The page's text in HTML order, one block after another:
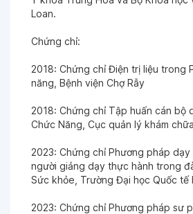
Loan.
Chứng chỉ:
2018: Chứng chỉ Điện trị liệu trong
năng, Bệnh viện Chợ Rẫy
2018: Chứng chỉ Tập huấn cán bộ
Chức Năng, Cục quản lý khám
2023: Chứng chỉ Phương pháp dạy
người giảng dạy thực hành trong
Sức khỏe, Trường Đại học Quốc tế
2023: Chứng chỉ Phương pháp sư